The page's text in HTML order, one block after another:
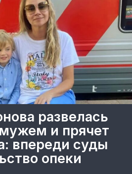
развелась
и прячет
впереди суды
опеки